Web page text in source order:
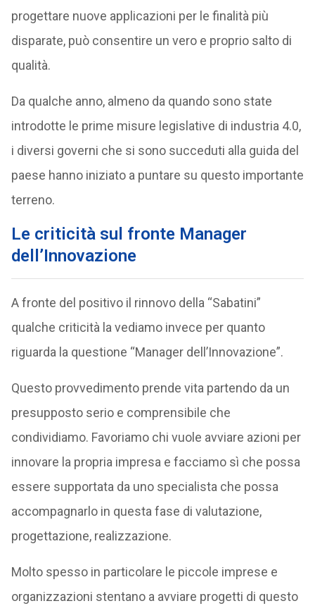
progettare nuove applicazioni per le finalità più
disparate, può consentire un vero e proprio salto di
qualità.
Da qualche anno, almeno da quando sono state
introdotte le prime misure legislative di industria 4.0,
i diversi governi che si sono succeduti alla guida del
paese hanno iniziato a puntare su questo importante
terreno.
Le criticità sul fronte Manager
dell’Innovazione
A fronte del positivo il rinnovo della “Sabatini”
qualche criticità la vediamo invece per quanto
riguarda la questione “Manager dell’Innovazione”.
Questo provvedimento prende vita partendo da un
presupposto serio e comprensibile che
condividiamo. Favoriamo chi vuole avviare azioni per
innovare la propria impresa e facciamo sì che possa
essere supportata da uno specialista che possa
accompagnarlo in questa fase di valutazione,
progettazione, realizzazione.
Molto spesso in particolare le piccole imprese e
organizzazioni stentano a avviare progetti di questo